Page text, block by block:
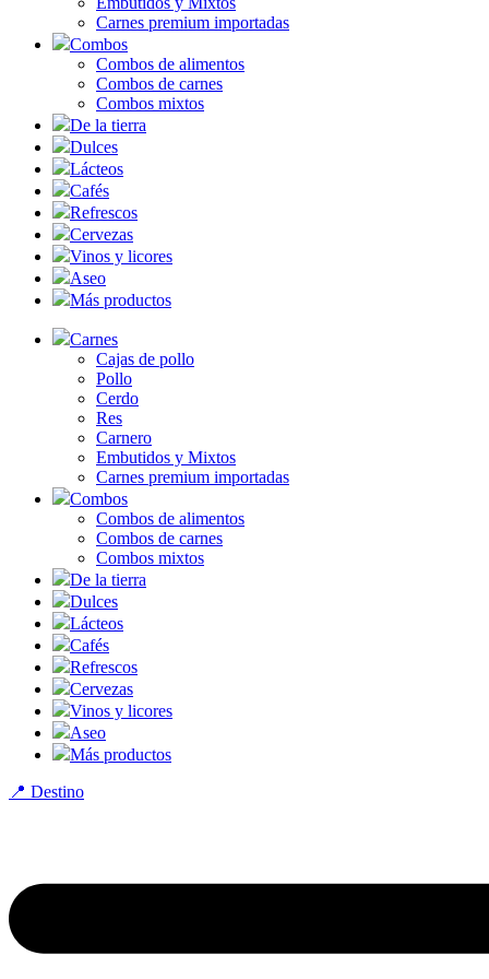
Carnes premium importadas
Combos
Combos de alimentos
Combos de carnes
Combos mixtos
De la tierra
Dulces
Lácteos
Cafés
Refrescos
Cervezas
Vinos y licores
Aseo
Más productos
Carnes
Cajas de pollo
Pollo
Cerdo
Res
Carnero
Embutidos y Mixtos
Carnes premium importadas
Combos
Combos de alimentos
Combos de carnes
Combos mixtos
De la tierra
Dulces
Lácteos
Cafés
Refrescos
Cervezas
Vinos y licores
Aseo
Más productos
📍 Destino